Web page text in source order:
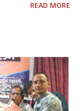
स्थिति प्रभावित हो
नोडल वेरिफिकेशन
दिन में नौकरी करने वाले
मिल पा रहा। 4.
पास संसाधन और अनुभवी
READ MORE